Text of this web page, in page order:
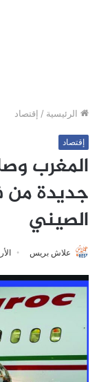
الرئيسية / إقتصاد
إقتصاد
المغرب
جديدة من
الصيني
علاش بريس